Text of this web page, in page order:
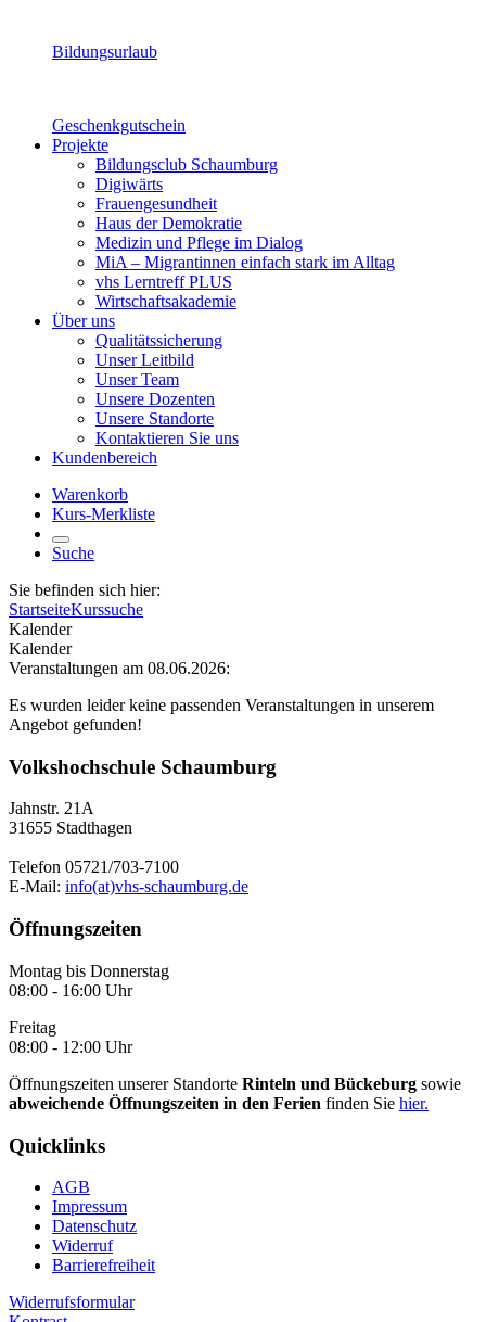
Bildungsurlaub
Geschenkgutschein
Projekte
Bildungsclub Schaumburg
Digiwärts
Frauengesundheit
Haus der Demokratie
Medizin und Pflege im Dialog
MiA – Migrantinnen einfach stark im Alltag
vhs Lerntreff PLUS
Wirtschaftsakademie
Über uns
Qualitätssicherung
Unser Leitbild
Unser Team
Unsere Dozenten
Unsere Standorte
Kontaktieren Sie uns
Kundenbereich
Warenkorb
Kurs-Merkliste
Suche
Sie befinden sich hier:
StartseiteKurssuche
Kalender
Kalender
Veranstaltungen am 08.06.2026:
Es wurden leider keine passenden Veranstaltungen in unserem
Angebot gefunden!
Volkshochschule Schaumburg
Jahnstr. 21A
31655 Stadthagen
Telefon 05721/703-7100
E-Mail: info(at)vhs-schaumburg.de
Öffnungszeiten
Montag bis Donnerstag
08:00 - 16:00 Uhr
Freitag
08:00 - 12:00 Uhr
Öffnungszeiten unserer Standorte Rinteln und Bückeburg sowie
abweichende Öffnungszeiten in den Ferien finden Sie hier.
Quicklinks
AGB
Impressum
Datenschutz
Widerruf
Barrierefreiheit
Widerrufsformular